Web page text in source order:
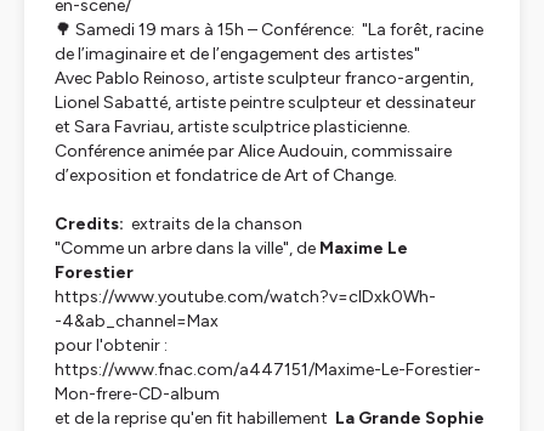
en-scene/
🌳 Samedi 19 mars à 15h – Conférence: "La forêt, racine
de l’imaginaire et de l’engagement des artistes"
Avec Pablo Reinoso, artiste sculpteur franco-argentin,
Lionel Sabatté, artiste peintre sculpteur et dessinateur
et Sara Favriau, artiste sculptrice plasticienne.
Conférence animée par Alice Audouin, commissaire
d’exposition et fondatrice de Art of Change.
Credits: extraits de la chanson
"Comme un arbre dans la ville", de Maxime Le
Forestier
https://www.youtube.com/watch?v=clDxk0Wh-
-4&ab_channel=Max
pour l'obtenir :
https://www.fnac.com/a447151/Maxime-Le-Forestier-
Mon-frere-CD-album
et de la reprise qu'en fit habillement La Grande Sophie